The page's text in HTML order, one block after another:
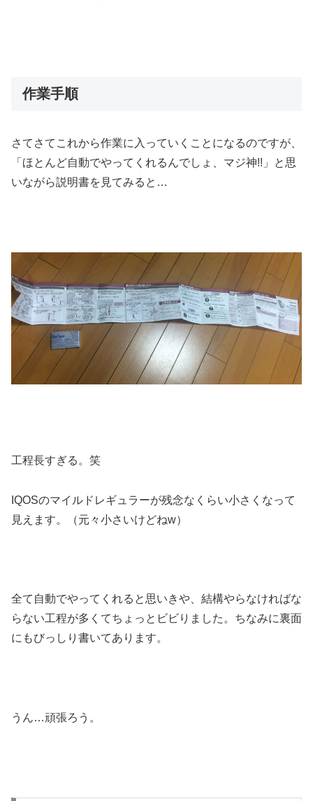
作業手順
さてさてこれから作業に入っていくことになるのですが、
「ほとんど自動でやってくれるんでしょ、マジ神!!」と思
いながら説明書を見てみると…
工程長すぎる。笑
IQOSのマイルドレギュラーが残念なくらい小さくなって
見えます。（元々小さいけどねw）
全て自動でやってくれると思いきや、結構やらなければな
らない工程が多くてちょっとビビりました。ちなみに裏面
にもびっしり書いてあります。
うん…頑張ろう。